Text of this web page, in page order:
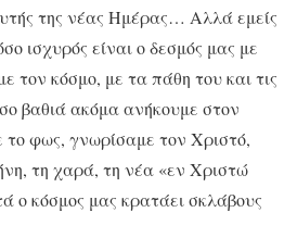
της νέας Ημέρας… Αλλά εμείς
ισχυρός είναι ο δεσμός μας με
τον κόσμο, με τα πάθη του και τις
βαθιά ακόμα ανήκουμε στον
το φως, γνωρίσαμε τον Χριστό,
τη χαρά, τη νέα «εν Χριστώ
ο κόσμος μας κρατάει σκλάβους